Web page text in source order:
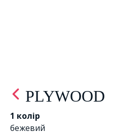
PLYWOOD
1 колір
бежевий